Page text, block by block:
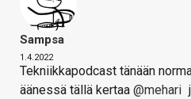
Sampsa
1.4.2022
Tekniikkapodcast tänään
äänessä tällä kertaa @mehari